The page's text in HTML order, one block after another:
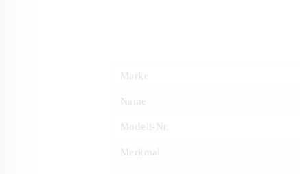
Marke
Name
Modell-Nr.
Merkmal